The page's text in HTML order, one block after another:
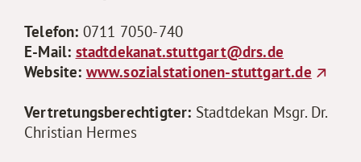
Telefon: 0711 7050-740
E-Mail: stadtdekanat.stuttgart@drs.de
Website: www.sozialstationen-stuttgart.de
Vertretungsberechtigter: Stadtdekan Msgr. Dr.
Christian Hermes